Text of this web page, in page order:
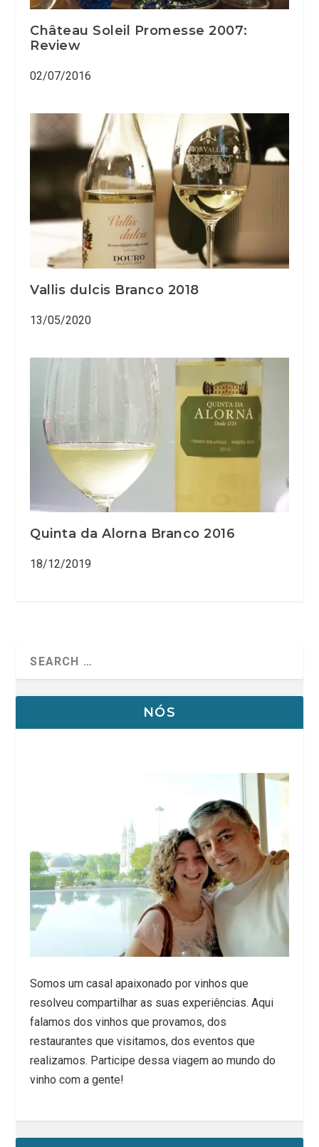
Château Soleil Promesse 2007:
Review
02/07/2016
Vallis dulcis Branco 2018
13/05/2020
Quinta da Alorna Branco 2016
18/12/2019
NÓS
Somos um casal apaixonado por vinhos que
resolveu compartilhar as suas experiências. Aqui
falamos dos vinhos que provamos, dos
restaurantes que visitamos, dos eventos que
realizamos. Participe dessa viagem ao mundo do
vinho com a gente!